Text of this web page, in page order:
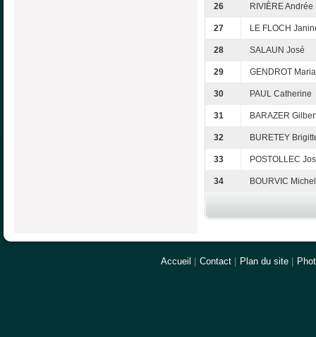
26 RIVIÈRE Andrée
27 LE FLOCH
28 SALAUN José
29 GENDROT
30 PAUL Catherine
31 BARAZER
32 BURETEY
33 POSTOLLEC
34 BOURVIC
Accueil Contact Plan du site